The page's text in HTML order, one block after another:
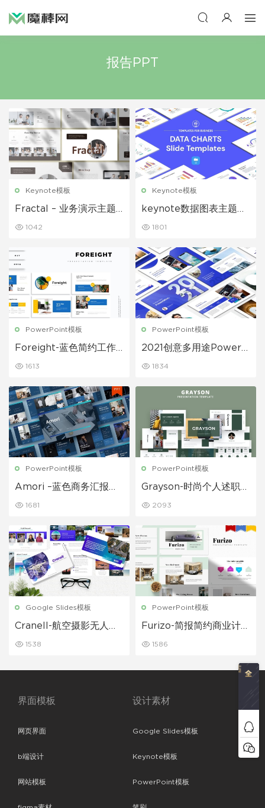
报告PPT
Keynote模板
Fractal – 业务演示主题
1042
Keynote模板
keynote数据图表主题模
1801
PowerPoint模板
Foreight-蓝色简约工作
1613
PowerPoint模板
2021创意多用途Powerp
1834
PowerPoint模板
Amori –蓝色商务汇报工
1681
PowerPoint模板
Grayson-时尚个人述职报
2093
Google Slides模板
Cranell-航空摄影无人机
1538
PowerPoint模板
Furizo-简报简约商业计划
1586
界面模板
网页界面
b端设计
网站模板
设计素材
Google Slides模板
Keynote模板
PowerPoint模板